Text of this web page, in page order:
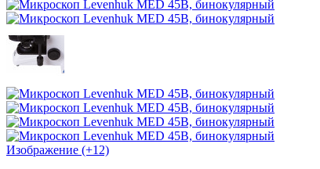
Изображение (+12)